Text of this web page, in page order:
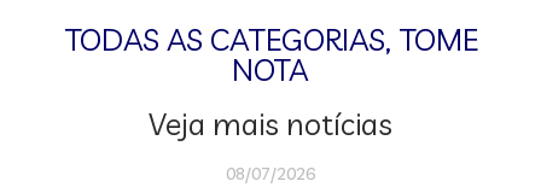
TODAS AS CATEGORIAS, TOME
NOTA
Veja mais notícias
08/07/2026